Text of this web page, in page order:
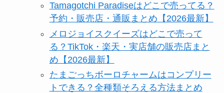
Tamagotchi Paradiseはどこで売ってる？
予約・販売店・通販まとめ【2026最新】
メロジョイスクイーズはどこで売って
る？TikTok・楽天・実店舗の販売店まと
め【2026最新】
たまごっちボーロチャームはコンプリー
トできる？全種類そろえる方法まとめ